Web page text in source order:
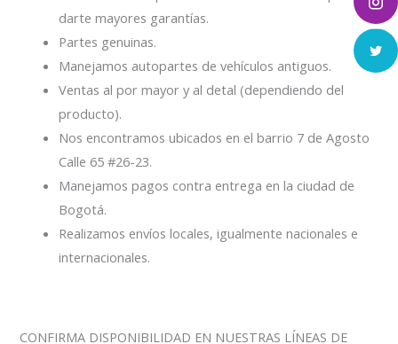
darte mayores garantías.
Partes genuinas.
Manejamos autopartes de vehículos antiguos.
Ventas al por mayor y al detal (dependiendo del
producto).
Nos encontramos ubicados en el barrio 7 de Agosto
Calle 65 #26-23.
Manejamos pagos contra entrega en la ciudad de
Bogotá.
Realizamos envíos locales, igualmente nacionales e
internacionales.
CONFIRMA DISPONIBILIDAD EN NUESTRAS LÍNEAS DE